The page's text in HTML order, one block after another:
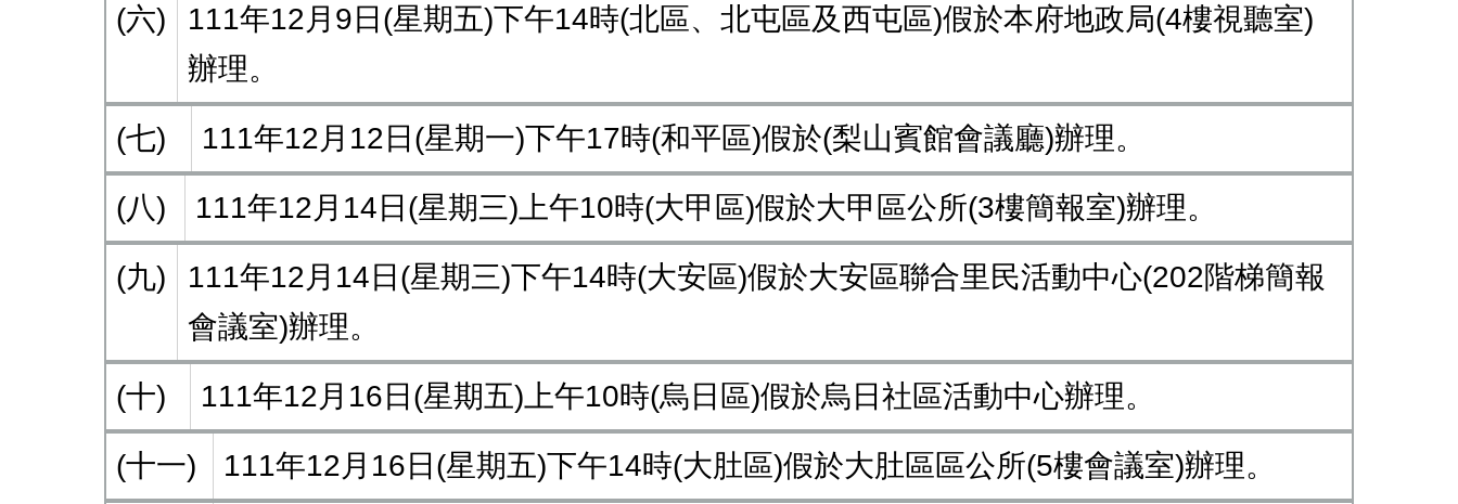
(六)
111年12月9日(星期五)下午14時(北區、北屯區及西屯區)假於本府地政局(4樓視聽室)
辦理。
(七) 111年12月12日(星期一)下午17時(和平區)假於(梨山賓館會議廳)辦理。
(八) 111年12月14日(星期三)上午10時(大甲區)假於大甲區公所(3樓簡報室)辦理。
(九)
111年12月14日(星期三)下午14時(大安區)假於大安區聯合里民活動中心(202階梯簡報
會議室)辦理。
(十) 111年12月16日(星期五)上午10時(烏日區)假於烏日社區活動中心辦理。
(十一) 111年12月16日(星期五)下午14時(大肚區)假於大肚區區公所(5樓會議室)辦理。